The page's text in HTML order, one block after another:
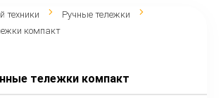
техники
Ручные тележки
компакт
тележки компакт